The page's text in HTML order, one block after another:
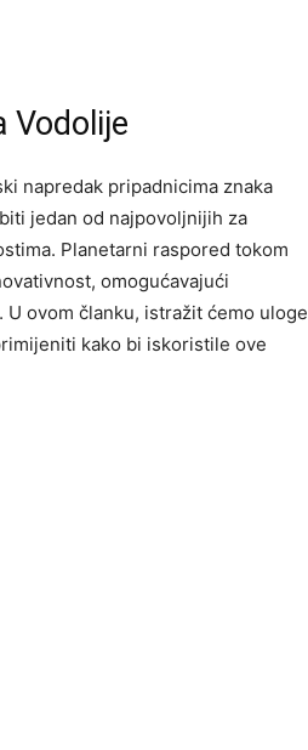
Vodolije
napredak pripadnicima znaka
jedan od najpovoljnijih za
Planetarni raspored tokom
omogućavajući
U ovom članku, istražit ćemo uloge
kako bi iskoristile ove